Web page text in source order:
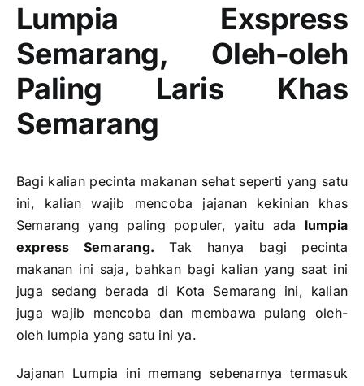
Lumpia Exspress
Semarang, Oleh-oleh
Paling Laris Khas
Semarang
Bagi kalian pecinta makanan sehat seperti yang satu
ini, kalian wajib mencoba jajanan kekinian khas
Semarang yang paling populer, yaitu ada lumpia
express Semarang. Tak hanya bagi pecinta
makanan ini saja, bahkan bagi kalian yang saat ini
juga sedang berada di Kota Semarang ini, kalian
juga wajib mencoba dan membawa pulang oleh-
oleh lumpia yang satu ini ya.
Jajanan Lumpia ini memang sebenarnya termasuk